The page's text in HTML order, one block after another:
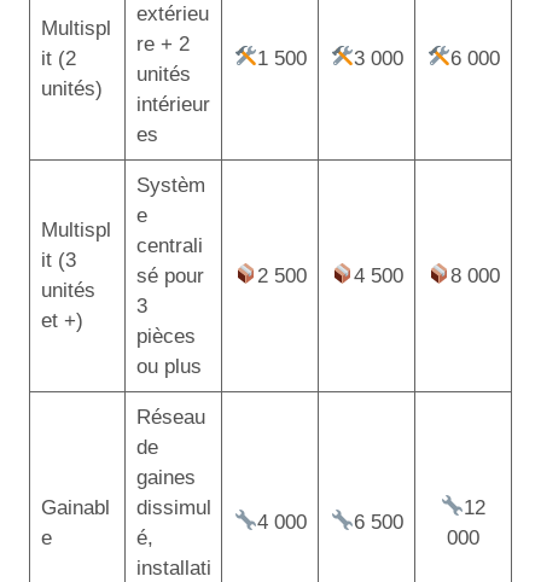
Multispl
it (2
unités)
extérieu
re + 2
unités
intérieur
es
1 500 3 000 6 000
Multispl
it (3
unités
et +)
Systèm
e
centrali
sé pour
3
pièces
ou plus
2 500 4 500 8 000
Gainabl
e
Réseau
de
gaines
dissimul
é,
installati
4 000 6 500
12
000